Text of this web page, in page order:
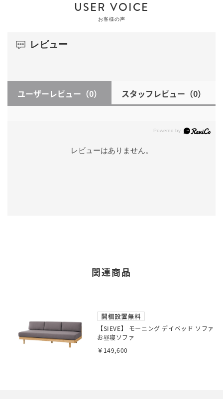
USER VOICE
お客様の声
レビュー
ユーザーレビュー （0） スタッフレビュー （0）
レビューはありません。
関連商品
【SIEVE】 モーニング デイベッド ソファ
お昼寝ソファ
￥149,600